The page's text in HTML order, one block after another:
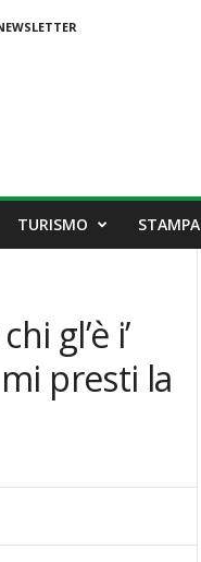
TURISMO STAMPA
gl’è i’
presti la